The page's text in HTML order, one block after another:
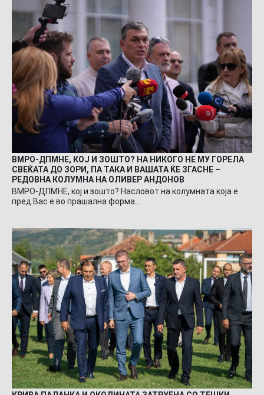
ВМРО-ДПМНЕ, КОЈ И ЗОШТО? НА НИКОГО НЕ МУ ГОРЕЛА
СВЕЌАТА ДО ЗОРИ, ПА ТАКА И ВАШАТА ЌЕ ЗГАСНЕ –
РЕДОВНА КОЛУМНА НА ОЛИВЕР АНДОНОВ
ВМРО-ДПМНЕ, кој и зошто? Насловот на колумната која е
пред Вас е во прашална форма…